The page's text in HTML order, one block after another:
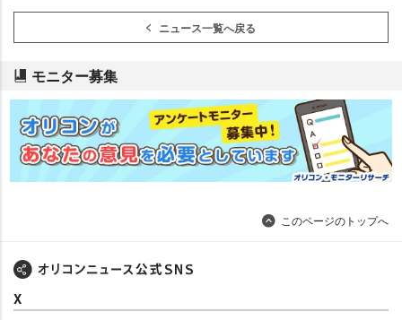
ニュース一覧へ戻る
モニター募集
このページのトップへ
X